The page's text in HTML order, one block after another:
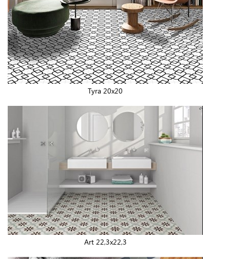
Tyra 20x20
Art 22,3x22,3